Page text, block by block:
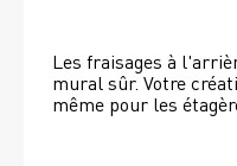
Les fraisages à
mural sûr. Votre
même pour les